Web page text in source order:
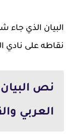
البيان الذي جاء
نقاطه على نادي
نص
العربي